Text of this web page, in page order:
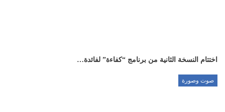
اختتام النسخة الثانية من برنامج “كفاءة” لفائدة…
صوت وصورة